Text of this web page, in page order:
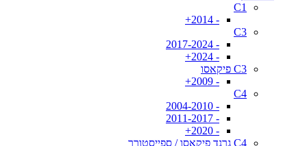
C1
- 2014+
C3
- 2017-2024
- 2024+
C3 פיקאסו
- 2009+
C4
- 2004-2010
- 2011-2017
- 2020+
C4 גרנד פיקאסו / ספייסטורר